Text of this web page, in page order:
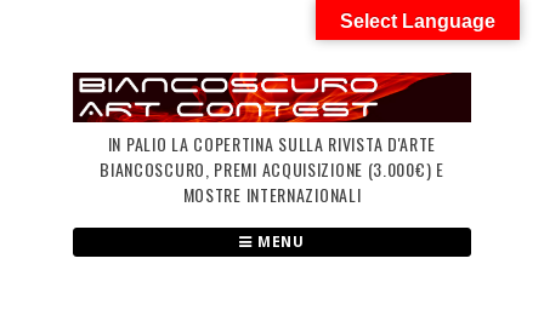
IN PALIO LA COPERTINA SULLA RIVISTA D'ARTE
BIANCOSCURO, PREMI ACQUISIZIONE (3.000€) E
MOSTRE INTERNAZIONALI
MENU
Select Language